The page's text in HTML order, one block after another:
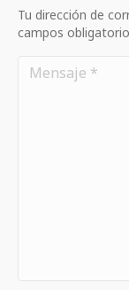
Tu dirección de
campos